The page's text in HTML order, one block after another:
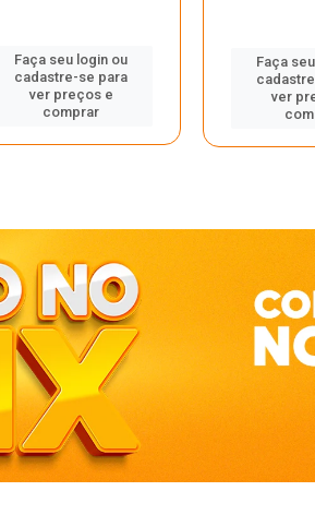
Faça seu login ou
cadastre-se para
ver preços e
comprar
Faça
ver